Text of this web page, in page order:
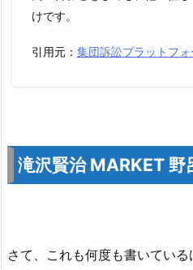
けです。
引用元： 集団訴訟プラットフ
滝沢賢治 MARKET 野
さて、これも何度も書いてい